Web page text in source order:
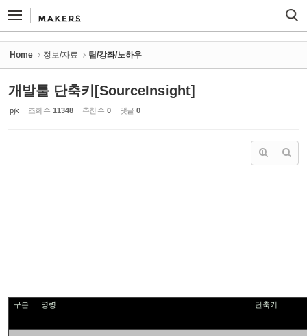
Home 정보/자료 팁/강좌/노하우
개발툴 단축키[SourceInsight]
pjk 조회 수 11348 추천 수 0 댓글 0
구분 명령 단축키